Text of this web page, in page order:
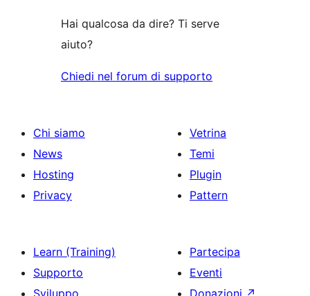
Hai qualcosa da dire? Ti serve
aiuto?
Chiedi nel forum di supporto
Chi siamo
News
Hosting
Privacy
Vetrina
Temi
Plugin
Pattern
Learn (Training)
Supporto
Sviluppo
Partecipa
Eventi
Donazioni ↗